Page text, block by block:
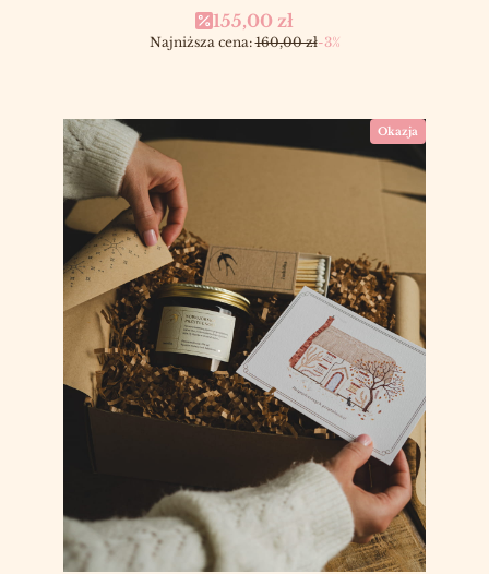
Cena promocyjna
155,00 zł
Najniższa cena: 160,00 zł-3%
Okazja